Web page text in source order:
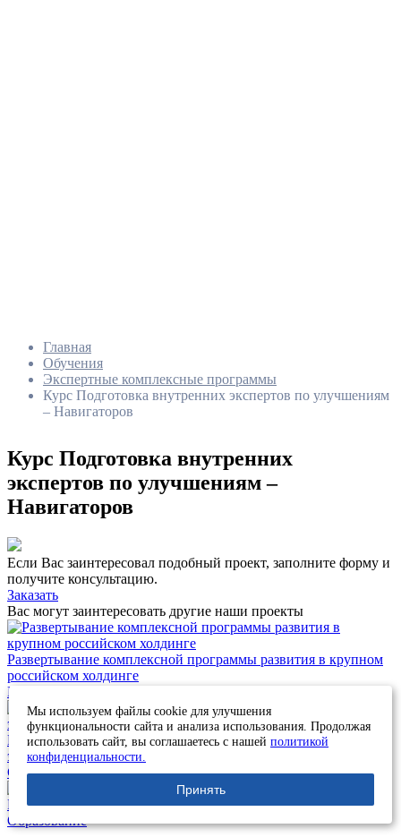
Главная
Обучения
Экспертные комплексные программы
Курс Подготовка внутренних экспертов по улучшениям
– Навигаторов
Курс Подготовка внутренних
экспертов по улучшениям –
Навигаторов
Если Вас заинтересовал подобный проект, заполните форму и
получите консультацию.
Заказать
Вас могут заинтересовать другие наши проекты
Развертывание комплексной программы развития в крупном
российском холдинге
Нефтегазовая отрасль
Настройка: подготовка руководителей к повышению
эффективности через имитационную игру
Строительство
Как в Магнитогорске появилась учебная фабрика будущего
Образование
Мы используем файлы cookie для улучшения
функциональности сайта и анализа использования. Продолжая
использовать сайт, вы соглашаетесь с нашей политикой
конфиденциальности.
Принять